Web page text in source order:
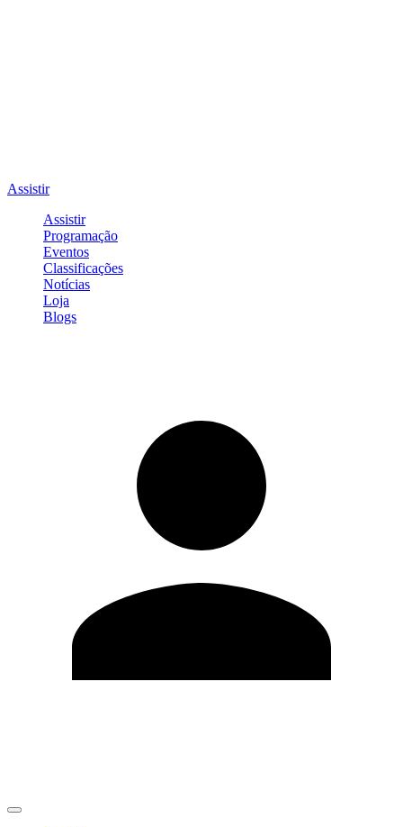
Assistir
Assistir
Programação
Eventos
Classificações
Notícias
Loja
Blogs